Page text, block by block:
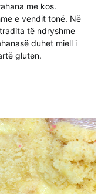
me kos.
e vendit tonë. Në
të ndryshme
duhet miell i
gluten.